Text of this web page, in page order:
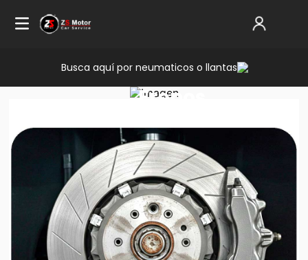
Busca aquí por neumaticos o llantas
Servicio
Frenos